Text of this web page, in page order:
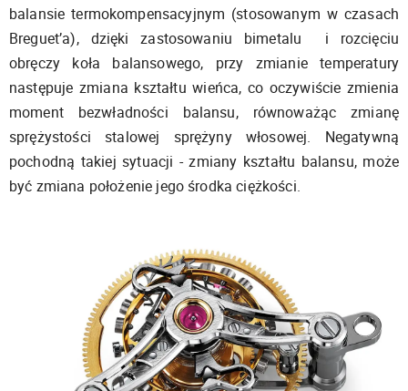
balansie termokompensacyjnym (stosowanym w czasach
Breguet’a), dzięki zastosowaniu bimetalu i rozcięciu
obręczy koła balansowego, przy zmianie temperatury
następuje zmiana kształtu wieńca, co oczywiście zmienia
moment bezwładności balansu, równoważąc zmianę
sprężystości stalowej sprężyny włosowej. Negatywną
pochodną takiej sytuacji - zmiany kształtu balansu, może
być zmiana położenie jego środka ciężkości.